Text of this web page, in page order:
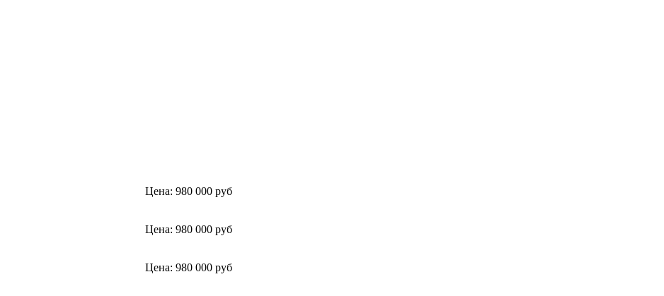
Цена: 980 000 руб
Цена: 980 000 руб
Цена: 980 000 руб